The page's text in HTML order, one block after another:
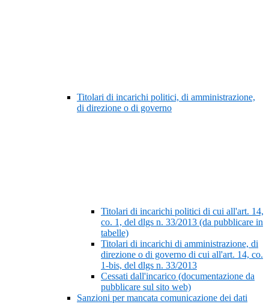
Titolari di incarichi politici, di amministrazione,
di direzione o di governo
Titolari di incarichi politici di cui all'art. 14,
co. 1, del dlgs n. 33/2013 (da pubblicare in
tabelle)
Titolari di incarichi di amministrazione, di
direzione o di governo di cui all'art. 14, co.
1-bis, del dlgs n. 33/2013
Cessati dall'incarico (documentazione da
pubblicare sul sito web)
Sanzioni per mancata comunicazione dei dati